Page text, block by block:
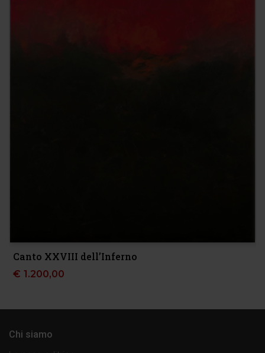
Canto XXVIII dell’Inferno
€ 1.200,00
Chi siamo